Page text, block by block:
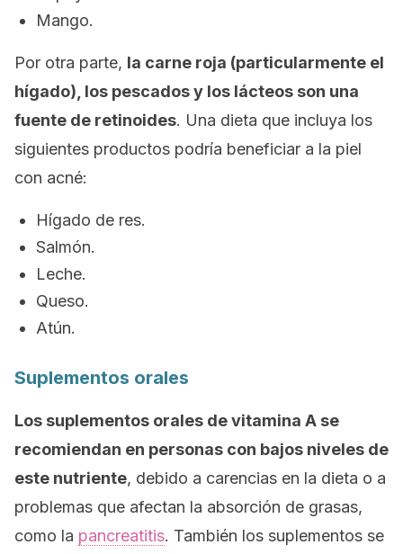
Mango.
Por otra parte, la carne roja (particularmente el
hígado), los pescados y los lácteos son una
fuente de retinoides. Una dieta que incluya los
siguientes productos podría beneficiar a la piel
con acné:
Hígado de res.
Salmón.
Leche.
Queso.
Atún.
Suplementos orales
Los suplementos orales de vitamina A se
recomiendan en personas con bajos niveles de
este nutriente, debido a carencias en la dieta o a
problemas que afectan la absorción de grasas,
como la pancreatitis. También los suplementos se